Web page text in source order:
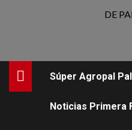
DE
Súper Agropal
Noticias Primera